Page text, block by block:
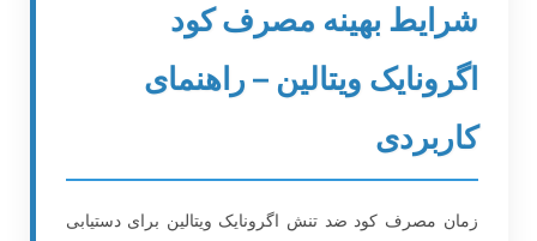
شرایط بهینه مصرف کود
اگرونایک ویتالین – راهنمای
کاربردی
زمان مصرف کود ضد تنش اگرونایک ویتالین برای دستیابی